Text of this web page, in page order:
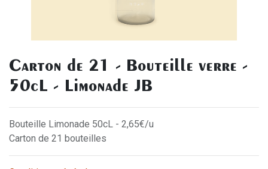
Carton de 21 - Bouteille verre -
50cL - Limonade JB
Bouteille Limonade 50cL - 2,65€/u
Carton de 21 bouteilles